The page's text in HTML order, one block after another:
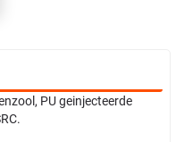
PU geinjecteerde